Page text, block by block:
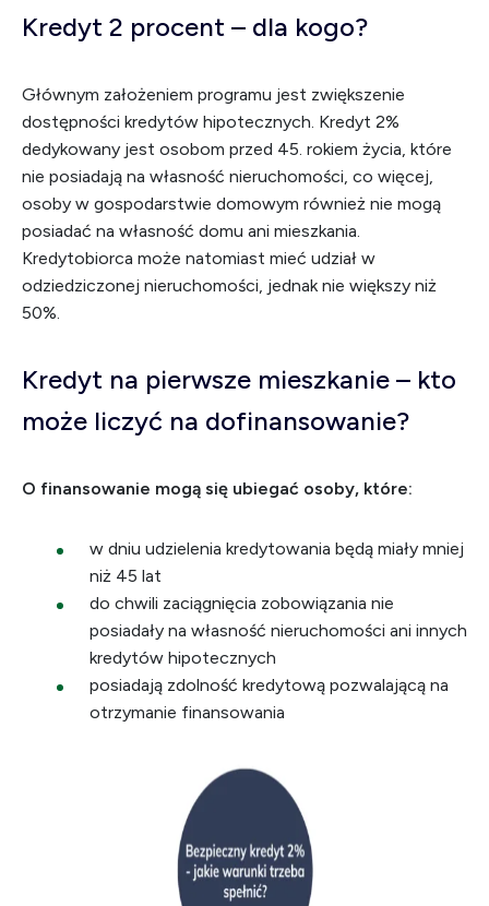
Kredyt 2 procent – dla kogo?
Głównym założeniem programu jest zwiększenie
dostępności kredytów hipotecznych. Kredyt 2%
dedykowany jest osobom przed 45. rokiem życia, które
nie posiadają na własność nieruchomości, co więcej,
osoby w gospodarstwie domowym również nie mogą
posiadać na własność domu ani mieszkania.
Kredytobiorca może natomiast mieć udział w
odziedziczonej nieruchomości, jednak nie większy niż
50%.
Kredyt na pierwsze mieszkanie – kto
może liczyć na dofinansowanie?
O finansowanie mogą się ubiegać osoby, które:
w dniu udzielenia kredytowania będą miały mniej
niż 45 lat
do chwili zaciągnięcia zobowiązania nie
posiadały na własność nieruchomości ani innych
kredytów hipotecznych
posiadają zdolność kredytową pozwalającą na
otrzymanie finansowania